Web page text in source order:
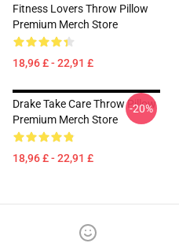
Fitness Lovers Throw Pillow
Premium Merch Store
18,96 £ - 22,91 £
Drake Take Care Throw Pillow
Premium Merch Store
18,96 £ - 22,91 £
-20%